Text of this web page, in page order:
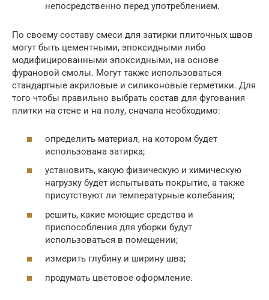
непосредственно перед употреблением.
По своему составу смеси для затирки плиточных швов
могут быть цементными, эпоксидными либо
модифицированными эпоксидными, на основе
фурановой смолы. Могут также использоваться
стандартные акриловые и силиконовые герметики. Для
того чтобы правильно выбрать состав для фугования
плитки на стене и на полу, сначала необходимо:
определить материал, на котором будет
использована затирка;
установить, какую физическую и химическую
нагрузку будет испытывать покрытие, а также
присутствуют ли температурные колебания;
решить, какие моющие средства и
приспособления для уборки будут
использоваться в помещении;
измерить глубину и ширину шва;
продумать цветовое оформление.